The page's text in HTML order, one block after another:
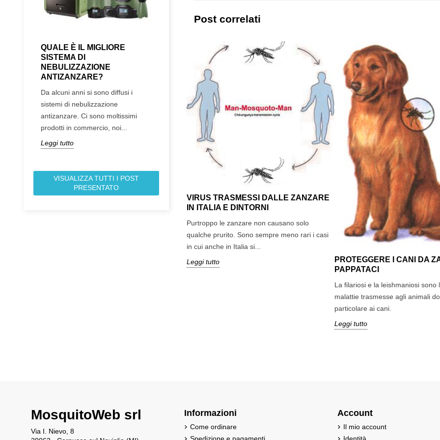
QUALE È IL MIGLIORE
SISTEMA DI
NEBULIZZAZIONE
ANTIZANZARE?
Da alcuni anni si sono diffusi i
sistemi di nebulizzazione
antizanzare. Ci sono moltissimi
prodotti in commercio, noi...
Leggi tutto
IL MOSQUITOFORUM VA
DEFINITIVAMENTE IN
PENSIONE
Abbiamo messo off-line il nostro
forum, da cui tutto è partito. Un
piccolo pezzo di storia che se ne
DECORSO PUNTURE
ZANZARE TIGRE NEI
BAMBINI
Ecco come si presentano le
punture delle zanzare nei bambini
particolarmente sensibili.
Leggi tutto
casa
Leggi
VISUALIZZA TUTTI I POST
PRESENTATO
Post correlati
MALATTIE TRASMESSE DALLE
Come di consueto ecco il riassunto dei casi di
malattie trasmesse dalle zanzare in Italia per la
VIRUS TRASMESSI DALLE ZANZARE
IN ITALIA E DINTORNI
Purtroppo le zanzare non causano solo
qualche prurito. Sono sempre meno rari i casi
in cui anche in Italia si...
Leggi tutto
PROTEGGERE I CANI DA
PAPPATACI
La filariosi e la leishmaniosi sono
malattie trasmesse agli animali
particolare ai cani.
Leggi tutto
MosquitoWeb srl
Via I. Nievo, 8
Informazioni
Come ordinare
Account
Il mio account